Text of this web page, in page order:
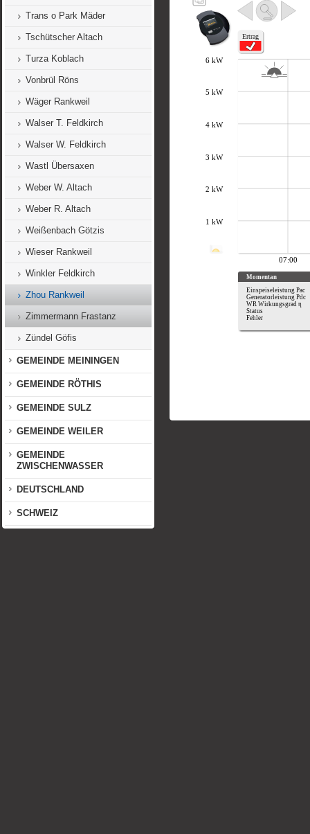
Trans o Park Mäder
Tschütscher Altach
Turza Koblach
Vonbrül Röns
Wäger Rankweil
Walser T. Feldkirch
Walser W. Feldkirch
Wastl Übersaxen
Weber W. Altach
Weber R. Altach
Weißenbach Götzis
Wieser Rankweil
Winkler Feldkirch
Zhou Rankweil
Zimmermann Frastanz
Zündel Göfis
GEMEINDE MEININGEN
GEMEINDE RÖTHIS
GEMEINDE SULZ
GEMEINDE WEILER
GEMEINDE
ZWISCHENWASSER
DEUTSCHLAND
SCHWEIZ